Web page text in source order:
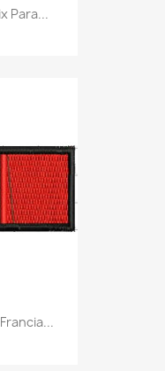
Para...